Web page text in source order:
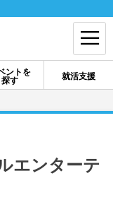
ントを
探す
就活支援
グイン
エンターテ